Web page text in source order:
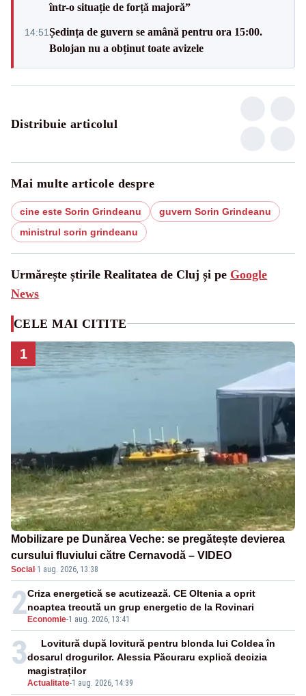
într-o situație de forță majoră”
14:51Ședința de guvern se amână pentru ora 15:00.
Bolojan nu a obținut toate avizele
Distribuie articolul
Mai multe articole despre
cine este Sorin Grindeanu
guvern Sorin Grindeanu
ministrul sorin grindeanu
Urmărește știrile Realitatea de Cluj și pe Google
News
CELE MAI CITITE
1
Mobilizare pe Dunărea Veche: se pregătește devierea
cursului fluviului către Cernavodă – VIDEO
Social ·1 aug. 2026, 13:38
2 Economie-1 aug. 2026, 13:41
Criza energetică se acutizează. CE Oltenia a oprit
noaptea trecută un grup energetic de la Rovinari
3
Actualitate-1 aug. 2026, 14:39
Lovitură după lovitură pentru blonda lui Coldea în
dosarul drogurilor. Alessia Păcuraru explică decizia
magistraților